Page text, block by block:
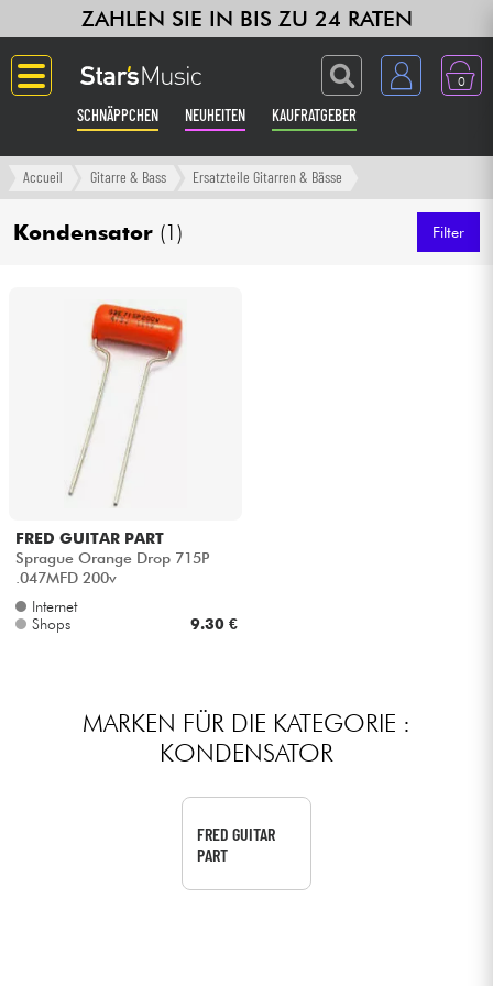
ZAHLEN SIE IN BIS ZU 24 RATEN
0
SCHNÄPPCHEN NEUHEITEN KAUFRATGEBER
Langue
Gitarre & Bass
Klaviere & Piano
Synths & samplers
Studio
Mikros
Accueil Gitarre & Bass Ersatzteile Gitarren & Bässe
Kondensator (1) Filter
FRED GUITAR PART
Sprague Orange Drop 715P
.047MFD 200v
Internet
Shops
9.30 €
MARKEN FÜR DIE KATEGORIE :
KONDENSATOR
FRED GUITAR
PART